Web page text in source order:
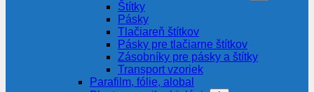
Štítky
Pásky
Tlačiareň štítkov
Pásky pre tlačiarne štítkov
Zásobníky pre pásky a štítky
Transport vzoriek
Parafilm, fólie, alobal